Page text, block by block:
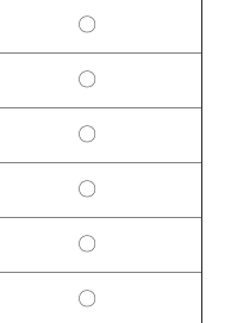
〇
〇
〇
〇
〇
〇